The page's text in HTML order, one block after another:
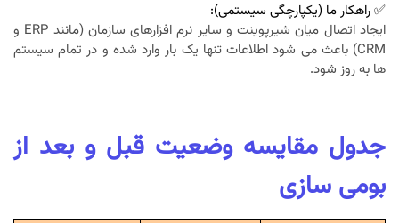
✅ راهکار ما (یکپارچگی سیستمی):
ایجاد اتصال میان شیرپوینت و سایر نرم افزارهای سازمان (مانند ERP و
CRM) باعث می شود اطلاعات تنها یک بار وارد شده و در تمام سیستم
ها به روز شود.
جدول مقایسه وضعیت قبل و بعد از
بومی سازی